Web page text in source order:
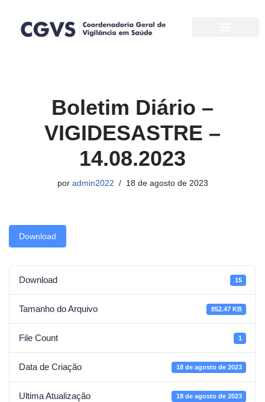
Pular
Boletim Diário –
VIGIDESASTRE –
14.08.2023
por admin2022 18 de agosto de 2023
Download
Download 15
Tamanho do Arquivo 852.47 KB
File Count 1
Data de Criação 18 de agosto de 2023
Ultima Atualização 18 de agosto de 2023